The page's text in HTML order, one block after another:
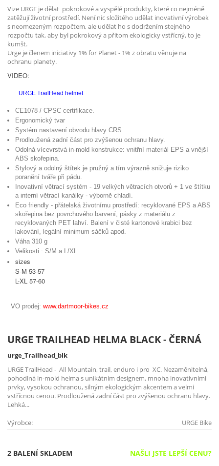
Vize URGE je dělat pokrokové a vyspělé produkty, které co nejméně
zatěžují životní prostředí. Není nic složitého udělat inovativní výrobek
s neomezeným rozpočtem, ale udělat ho s dodržením stejného
rozpočtu tak, aby byl pokrokový a přitom ekologicky vstřícný, to je
kumšt.
Urge je členem iniciativy 1% for Planet - 1% z obratu věnuje na
ochranu planety.
VIDEO:
URGE TrailHead helmet
CE1078 / CPSC certifikace.
Ergonomický tvar
Systém nastavení obvodu hlavy CRS
Prodloužená zadní část pro zvýšenou ochranu hlavy.
Odolná vícevrstvá in-mold konstrukce: vnitřní materiál EPS a vnější
ABS skořepina.
Stylový a odolný štítek je pružný a tím výrazně snižuje riziko
poranění tváře při pádu.
Inovativní větrací systém - 19 velkých větracích otvorů + 1 ve štítku
a interní větrací kanálky - výborně chladí.
Eco friendly - přátelská životnímu prostředí: recyklované EPS a ABS
skořepina bez povrchového barvení, pásky z materiálu z
recyklovaných PET lahví. Balení v čisté kartonové krabici bez
lakování, legální minimum sáčků apod.
Váha 310 g
Velikosti : S/M a L/XL
sizes
S-M 53-57
L-XL 57-60
VO prodej: www.dartmoor-bikes.cz
URGE TRAILHEAD HELMA BLACK - ČERNÁ
urge_Trailhead_blk
URGE TrailHead - All Mountain, trail, enduro i pro XC. Nezaměnitelná,
pohodlná in-mold helma s unikátním designem, mnoha inovativními
prvky, vysokou ochranou, silným ekologickým akcentem a velmi
vstřícnou cenou. Prodloužená zadní část pro zvýšenou ochranu hlavy.
Lehká...
Výrobce: URGE Bike
2 BALENÍ SKLADEM NAŠLI JSTE LEPŠÍ CENU?